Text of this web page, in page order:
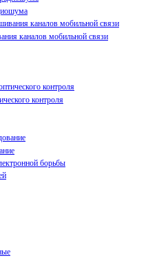
каналов мобильной связи
контроля
борьбы